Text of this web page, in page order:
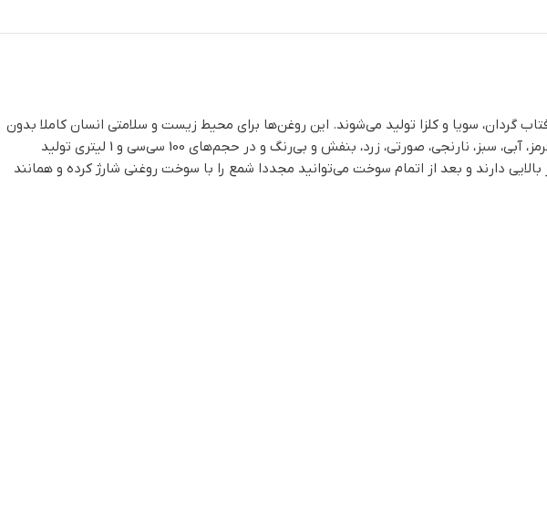
گردان، سویا و کلزا تولید می‌شوند. این روغن‌ها برای محیط زیست و سلامتی انسان کاملا بدون
ضرر هستند و به همین علت نام دیگر شمع‌های مایع، شمع با سوخت پاک می‌باشد. این روغن ها در رنگ‌های متنوعی نظیر قرمز، آبی، سبز، نارنجی، صورتی، زرد، بنفش و بی‌رنگ و در حجم‌های 100 سی‌سی و 1 لیتری تولید
دارند و بعد از اتمام سوخت می‌توانید مجددا شمع را با سوخت روغنی شارژ کرده و همانند